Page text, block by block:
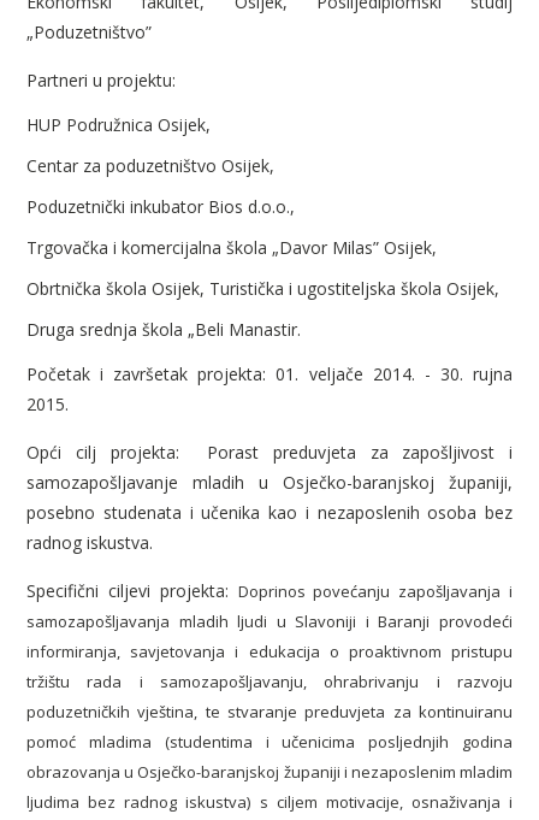
„Poduzetništvo”
Partneri u projektu:
HUP Podružnica Osijek,
Centar za poduzetništvo Osijek,
Poduzetnički inkubator Bios d.o.o.,
Trgovačka i komercijalna škola „Davor Milas” Osijek,
Obrtnička škola Osijek, Turistička i ugostiteljska škola Osijek,
Druga srednja škola „Beli Manastir.
Početak i završetak projekta: 01. veljače 2014. - 30. rujna
2015.
Opći cilj projekta: Porast preduvjeta za zapošljivost i
samozapošljavanje mladih u Osječko-baranjskoj županiji,
posebno studenata i učenika kao i nezaposlenih osoba bez
radnog iskustva.
Specifični ciljevi projekta: Doprinos povećanju zapošljavanja i
samozapošljavanja mladih ljudi u Slavoniji i Baranji provodeći
informiranja, savjetovanja i edukacija o proaktivnom pristupu
tržištu rada i samozapošljavanju, ohrabrivanju i razvoju
poduzetničkih vještina, te stvaranje preduvjeta za kontinuiranu
pomoć mladima (studentima i učenicima posljednjih godina
obrazovanja u Osječko-baranjskoj županiji i nezaposlenim mladim
ljudima bez radnog iskustva) s ciljem motivacije, osnaživanja i